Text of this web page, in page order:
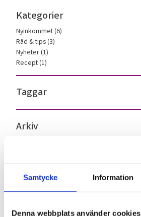
Samtycke Information
Denna webbplats använder cookies
Kategorier
Nyinkommet (6)
Råd & tips (3)
Nyheter (1)
Recept (1)
Taggar
Arkiv
2025
2024